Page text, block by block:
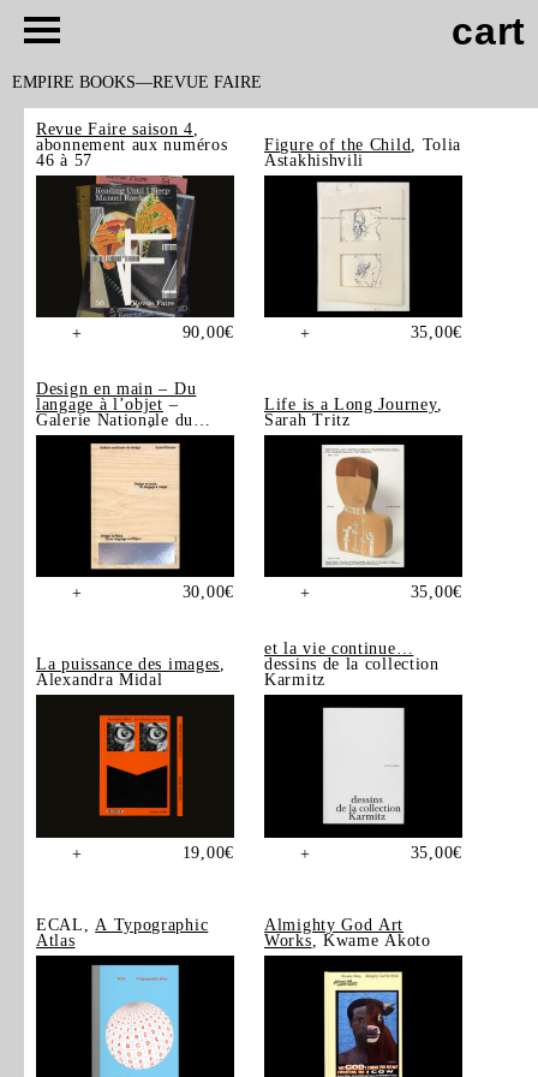
cart
EMPIRE BOOKS REVUE FAIRE
Revue Faire saison 4
abonnement aux numéros
46 à 57
+ 90,00€
Figure of the Child
, Tolia
Astakhishvili
+ 35,00€
Design en main – Du
langage à l’objet –
Galerie Nationale du
Design, Saint-Étienne
+ 30,00€
Life is a Long Journey,
Sarah Tritz
+ 35,00€
La puissance des images,
Alexandra Midal
+ 19,00€
et la vie continue…
dessins de la collection
Karmitz
+ 35,00€
ECAL, A Typographic
Atlas
Almighty God Art
Works , Kwame Akoto